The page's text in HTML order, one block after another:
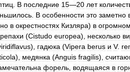
В последние 15—20 лет
В особенности это заметно
в окрестностях Кизляра) в огромном
(Cistudo europea), несколько
), гадюка (Vipera berus и V.
), медянка (Anguis fragilis),
форель водящаяся в